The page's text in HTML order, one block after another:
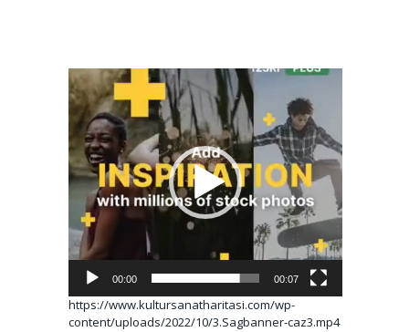
Video
oynatıcı
00:00 00:07
https://www.kultursanatharitasi.com/wp-
content/uploads/2022/10/3.Sagbanner-caz3.mp4